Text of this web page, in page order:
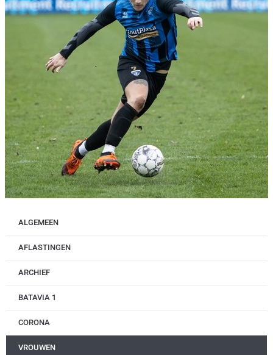
ALGEMEEN
AFLASTINGEN
ARCHIEF
BATAVIA 1
CORONA
VROUWEN